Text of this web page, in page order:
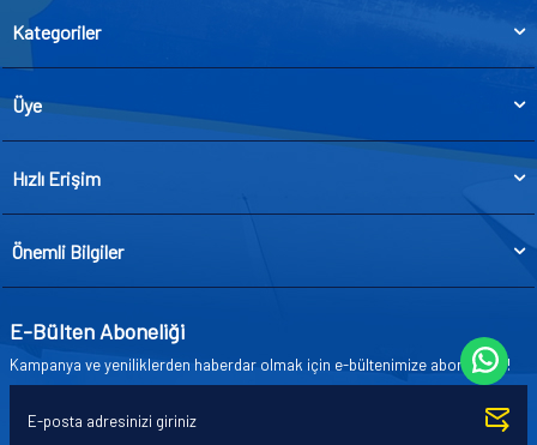
Kategoriler
Üye
Hızlı Erişim
Önemli Bilgiler
E-Bülten Aboneliği
Kampanya ve yeniliklerden haberdar olmak için e-bültenimize abone olun!